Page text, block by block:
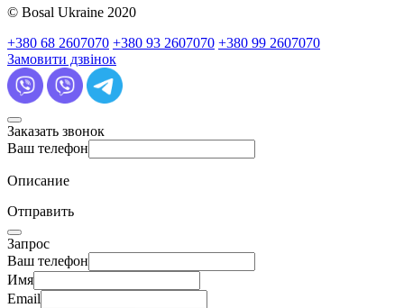
© Bosal Ukraine 2020
+380 68 2607070 +380 93 2607070 +380 99 2607070
Замовити дзвінок
Заказать звонок
Ваш телефон
Описание
Отправить
Запрос
Ваш телефон
Имя
Email